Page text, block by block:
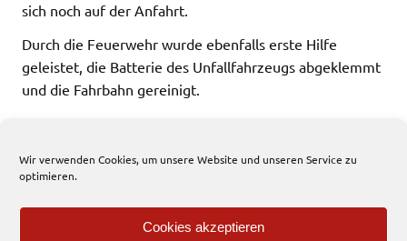
Wir verwenden Cookies, um unsere Website und unseren Service zu
optimieren.
Cookies akzeptieren
sich noch auf der Anfahrt.
Durch die Feuerwehr wurde ebenfalls erste Hilfe
geleistet, die Batterie des Unfallfahrzeugs abgeklemmt
und die Fahrbahn gereinigt.